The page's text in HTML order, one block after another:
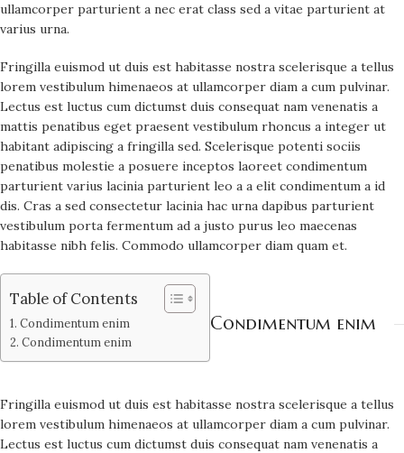
ullamcorper parturient a nec erat class sed a vitae parturient at
varius urna.
Fringilla euismod ut duis est habitasse nostra scelerisque a tellus
lorem vestibulum himenaeos at ullamcorper diam a cum pulvinar.
Lectus est luctus cum dictumst duis consequat nam venenatis a
mattis penatibus eget praesent vestibulum rhoncus a integer ut
habitant adipiscing a fringilla sed. Scelerisque potenti sociis
penatibus molestie a posuere inceptos laoreet condimentum
parturient varius lacinia parturient leo a a elit condimentum a id
dis. Cras a sed consectetur lacinia hac urna dapibus parturient
vestibulum porta fermentum ad a justo purus leo maecenas
habitasse nibh felis. Commodo ullamcorper diam quam et.
Table of Contents
Condimentum enim
Condimentum enim
Condimentum enim
Fringilla euismod ut duis est habitasse nostra scelerisque a tellus
lorem vestibulum himenaeos at ullamcorper diam a cum pulvinar.
Lectus est luctus cum dictumst duis consequat nam venenatis a